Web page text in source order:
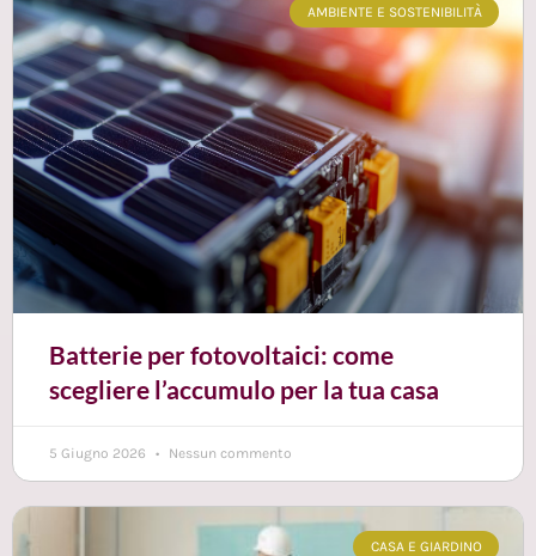
AMBIENTE E SOSTENIBILITÀ
Batterie per fotovoltaici: come
scegliere l’accumulo per la tua casa
5 Giugno 2026 Nessun commento
CASA E GIARDINO